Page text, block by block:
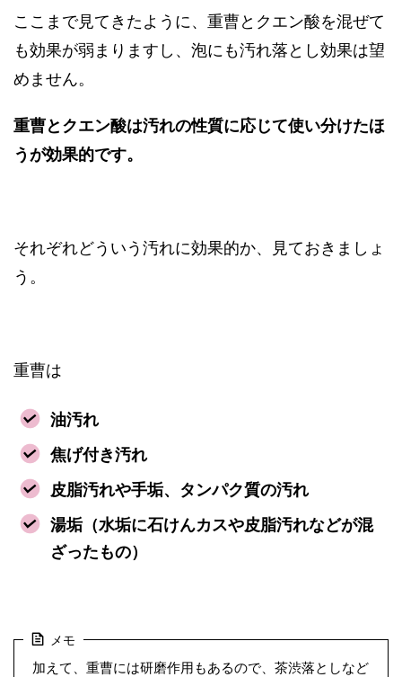
ここまで見てきたように、重曹とクエン酸を混ぜて
も効果が弱まりますし、泡にも汚れ落とし効果は望
めません。
重曹とクエン酸は汚れの性質に応じて使い分けたほ
うが効果的です。
それぞれどういう汚れに効果的か、見ておきましょ
う。
重曹は
油汚れ
焦げ付き汚れ
皮脂汚れや手垢、タンパク質の汚れ
湯垢（水垢に石けんカスや皮脂汚れなどが混
ざったもの）
メモ
加えて、重曹には研磨作用もあるので、茶渋落としなど